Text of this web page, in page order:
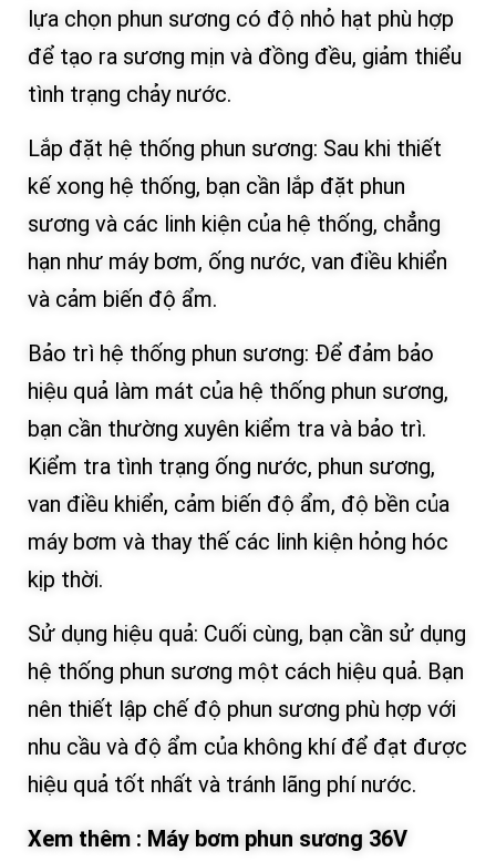
lựa chọn phun sương có độ nhỏ hạt phù hợp
để tạo ra sương mịn và đồng đều, giảm thiểu
tình trạng chảy nước.
Lắp đặt hệ thống phun sương: Sau khi thiết
kế xong hệ thống, bạn cần lắp đặt phun
sương và các linh kiện của hệ thống, chẳng
hạn như máy bơm, ống nước, van điều khiển
và cảm biến độ ẩm.
Bảo trì hệ thống phun sương: Để đảm bảo
hiệu quả làm mát của hệ thống phun sương,
bạn cần thường xuyên kiểm tra và bảo trì.
Kiểm tra tình trạng ống nước, phun sương,
van điều khiển, cảm biến độ ẩm, độ bền của
máy bơm và thay thế các linh kiện hỏng hóc
kịp thời.
Sử dụng hiệu quả: Cuối cùng, bạn cần sử dụng
hệ thống phun sương một cách hiệu quả. Bạn
nên thiết lập chế độ phun sương phù hợp với
nhu cầu và độ ẩm của không khí để đạt được
hiệu quả tốt nhất và tránh lãng phí nước.
Xem thêm : Máy bơm phun sương 36V